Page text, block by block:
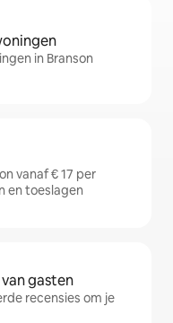
in Branson
vanaf € 17 per
en toeslagen
gasten
recensies om je